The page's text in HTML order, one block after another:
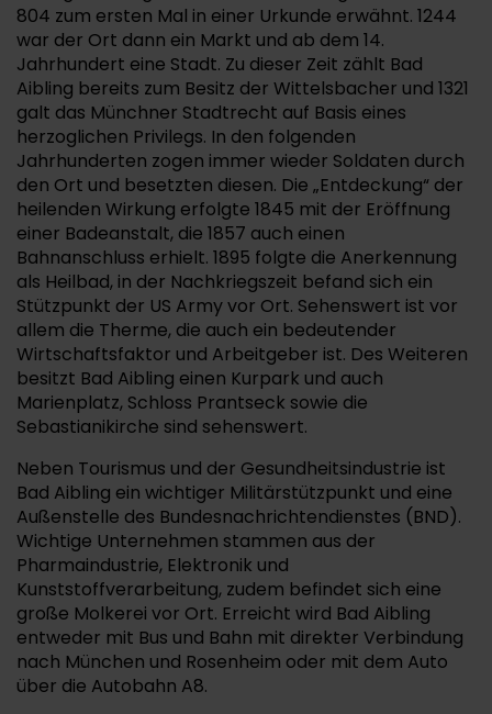
804 zum ersten Mal in einer Urkunde erwähnt. 1244
war der Ort dann ein Markt und ab dem 14.
Jahrhundert eine Stadt. Zu dieser Zeit zählt Bad
Aibling bereits zum Besitz der Wittelsbacher und 1321
galt das Münchner Stadtrecht auf Basis eines
herzoglichen Privilegs. In den folgenden
Jahrhunderten zogen immer wieder Soldaten durch
den Ort und besetzten diesen. Die „Entdeckung“ der
heilenden Wirkung erfolgte 1845 mit der Eröffnung
einer Badeanstalt, die 1857 auch einen
Bahnanschluss erhielt. 1895 folgte die Anerkennung
als Heilbad, in der Nachkriegszeit befand sich ein
Stützpunkt der US Army vor Ort. Sehenswert ist vor
allem die Therme, die auch ein bedeutender
Wirtschaftsfaktor und Arbeitgeber ist. Des Weiteren
besitzt Bad Aibling einen Kurpark und auch
Marienplatz, Schloss Prantseck sowie die
Sebastianikirche sind sehenswert.
Neben Tourismus und der Gesundheitsindustrie ist
Bad Aibling ein wichtiger Militärstützpunkt und eine
Außenstelle des Bundesnachrichtendienstes (BND).
Wichtige Unternehmen stammen aus der
Pharmaindustrie, Elektronik und
Kunststoffverarbeitung, zudem befindet sich eine
große Molkerei vor Ort. Erreicht wird Bad Aibling
entweder mit Bus und Bahn mit direkter Verbindung
nach München und Rosenheim oder mit dem Auto
über die Autobahn A8.